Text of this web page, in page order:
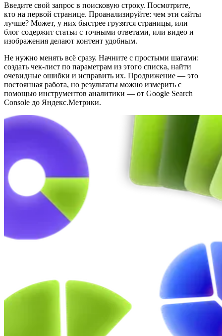
Введите свой запрос в поисковую строку. Посмотрите,
кто на первой странице. Проанализируйте: чем эти сайты
лучше? Может, у них быстрее грузятся страницы, или
блог содержит статьи с точными ответами, или видео и
изображения делают контент удобным.
Не нужно менять всё сразу. Начните с простыми шагами:
создать чек-лист по параметрам из этого списка, найти
очевидные ошибки и исправить их. Продвижение — это
постоянная работа, но результаты можно измерить с
помощью инструментов аналитики — от Google Search
Console до Яндекс.Метрики.